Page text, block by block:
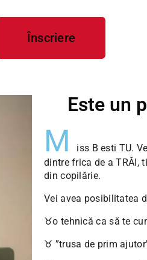
Înscriere
Este un
M
iss B esti TU.
dintre frica de a TRĂI,
din copilărie.
Vei avea posibilitatea
♉o tehnică ca să te
♉ ”trusa de prim